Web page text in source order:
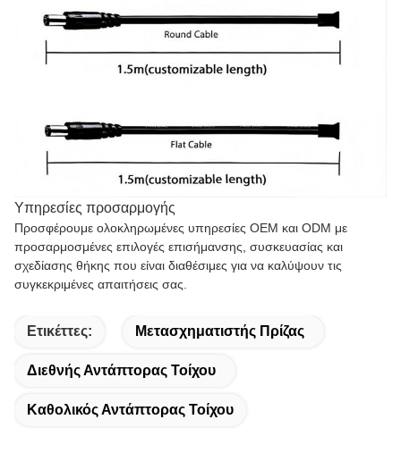
Υπηρεσίες προσαρμογής
Προσφέρουμε ολοκληρωμένες υπηρεσίες OEM και ODM με
προσαρμοσμένες επιλογές επισήμανσης, συσκευασίας και
σχεδίασης θήκης που είναι διαθέσιμες για να καλύψουν τις
συγκεκριμένες απαιτήσεις σας.
Ετικέττες: Μετασχηματιστής Πρίζας
Διεθνής Αντάπτορας Τοίχου
Καθολικός Αντάπτορας Τοίχου